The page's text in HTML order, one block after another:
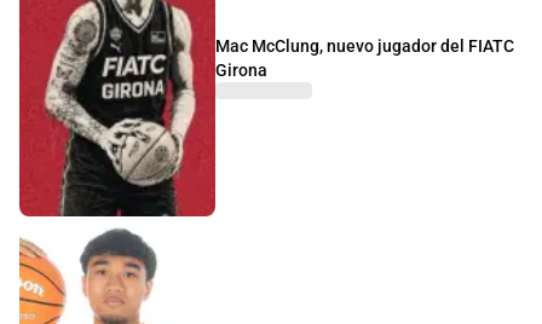
Mac McClung, nuevo jugador del FIATC
Girona